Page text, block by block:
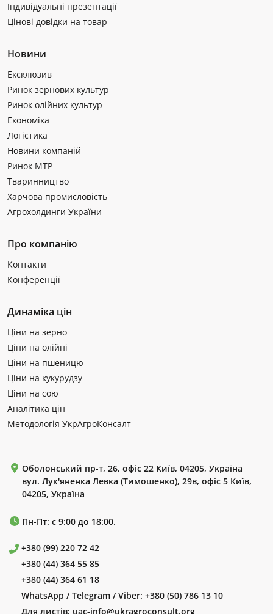
Індивідуальні презентації
Цінові довідки на товар
Новини
Ексклюзив
Ринок зернових культур
Ринок олійних культур
Економіка
Логістика
Новини компаній
Ринок МТР
Тваринництво
Харчова промисловість
Агрохолдинги України
Про компанію
Контакти
Конференції
Динаміка цін
Ціни на зерно
Ціни на олійні
Ціни на пшеницю
Ціни на кукурудзу
Ціни на сою
Аналітика цін
Методологія УкрАгроКонсалт
Оболонський пр-т, 26, офіс 22 Київ, 04205, Україна
вул. Лук'яненка Левка (Тимошенко), 29в, офіс 5 Київ,
04205, Україна
Пн-Пт: с 9:00 до 18:00.
+380 (99) 220 72 42
+380 (44) 364 55 85
+380 (44) 364 61 18
WhatsApp / Telegram / Viber: +380 (50) 786 13 10
Для листів: uac-info@ukragroconsult.org